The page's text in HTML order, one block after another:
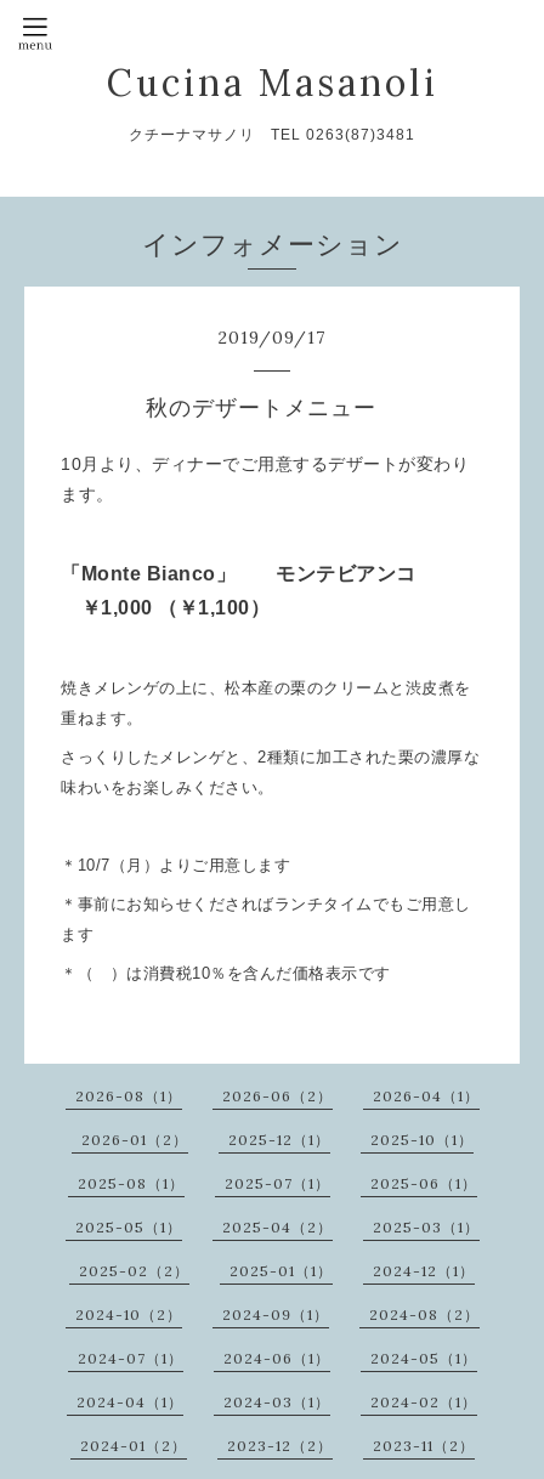
Cucina Masanoli
クチーナマサノリ TEL 0263(87)3481
インフォメーション
2019/09/17
秋のデザートメニュー
10月より、ディナーでご用意するデザートが変わり
ます。
「Monte Bianco」 モンテビアンコ
￥1,000 （￥1,100）
焼きメレンゲの上に、松本産の栗のクリームと渋皮煮を
重ねます。
さっくりしたメレンゲと、2種類に加工された栗の濃厚な
味わいをお楽しみください。
＊10/7（月）よりご用意します
＊事前にお知らせくださればランチタイムでもご用意し
ます
＊（ ）は消費税10％を含んだ価格表示です
2026-08（1） 2026-06（2） 2026-04（1）
2026-01（2） 2025-12（1） 2025-10（1）
2025-08（1） 2025-07（1） 2025-06（1）
2025-05（1） 2025-04（2） 2025-03（1）
2025-02（2） 2025-01（1） 2024-12（1）
2024-10（2） 2024-09（1） 2024-08（2）
2024-07（1） 2024-06（1） 2024-05（1）
2024-04（1） 2024-03（1） 2024-02（1）
2024-01（2） 2023-12（2） 2023-11（2）